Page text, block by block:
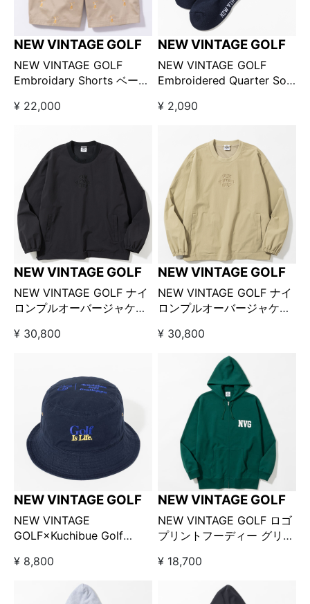
NEW VINTAGE GOLF
NEW VINTAGE GOLF
Embroidary Shorts ベージ
¥ 22,000
NEW VINTAGE GOLF
NEW VINTAGE GOLF
Embroidered Quarter Sox
¥ 2,090
NEW VINTAGE GOLF
NEW VINTAGE GOLF ナイ
ロンプルオーバージャケッ
¥ 30,800
NEW VINTAGE GOLF
NEW VINTAGE GOLF ナイ
ロンプルオーバージャケッ
¥ 30,800
NEW VINTAGE GOLF
NEW VINTAGE
GOLF×Kuchibue Golf
ット ネイビー【GO/LOOK!
¥ 8,800
NEW VINTAGE GOLF
NEW VINTAGE GOLF ロゴ
プリントフーディー グリー
¥ 18,700